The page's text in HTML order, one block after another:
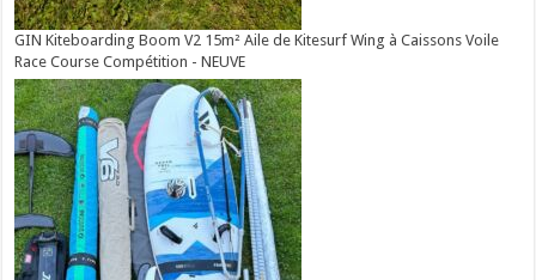
GIN Kiteboarding Boom V2 15m² Aile de Kitesurf Wing à Caissons Voile
Race Course Compétition - NEUVE